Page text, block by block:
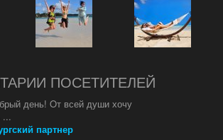
ПОСЕТИТЕЛЕЙ
день! Oт всей души хочу
...
партнер